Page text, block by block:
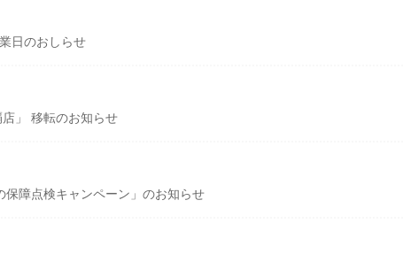
日のおしらせ
店」 移転のお知らせ
保障点検キャンペーン」のお知らせ